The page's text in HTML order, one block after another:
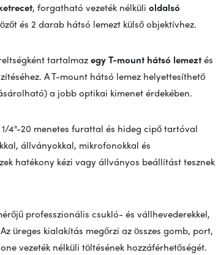
, forgatható vezeték nélküli oldalsó
és 2 darab hátsó lemezt külső objektívhez.
tartalmazegy T-mount hátsó lemeztés
A T-mount hátsó lemez helyettesíthető
a jobb optikai kimenet érdekében.
4"-20 menetes furattal és hideg cipő tartóval
állványokkal, mikrofonokkal és
hatékony kézi vagy állványos beállítást tesznek
professzionális csukló- és vállhevederekkel,
üreges kialakítás megőrzi az összes gomb, port,
vezeték nélküli töltésének hozzáférhetőségét.